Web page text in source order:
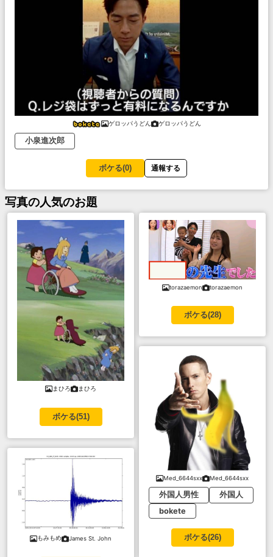
ゲロッパうどん ゲロッパうどん
小泉進次郎
ボケる(0) 通報する
写真の人気のお題
まひろ まひろ
ボケる(51)
もみもめ James St. John
torazaemon torazaemon
ボケる(28)
Med_6644sxx Med_6644sxx
外国人男性
外国人
bokete
ボケる(26)